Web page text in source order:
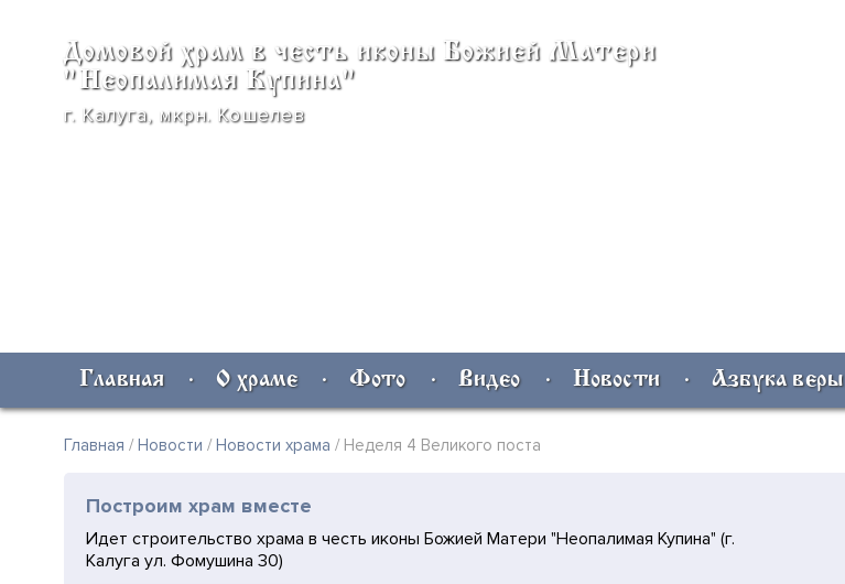
Домовой храм в честь иконы Божией Матери
"Неопалимая Купина"
г. Калуга, мкрн. Кошелев
Главная О храме Фото Видео Новости Азбука веры
Главная /Новости /Новости храма / Неделя 4 Великого поста
Построим храм вместе
Идет строительство храма в честь иконы Божией Матери "Неопалимая Купина" (г.
Калуга ул. Фомушина 30)